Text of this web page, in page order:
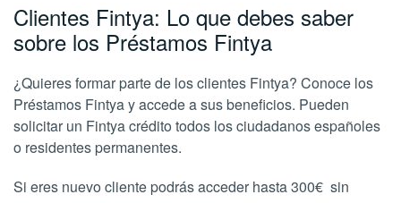
Clientes Fintya: Lo que debes saber
sobre los Préstamos Fintya
¿Quieres formar parte de los clientes Fintya? Conoce los
Préstamos Fintya y accede a sus beneficios. Pueden
solicitar un Fintya crédito todos los ciudadanos españoles
o residentes permanentes.
Si eres nuevo cliente podrás acceder hasta 300€ sin